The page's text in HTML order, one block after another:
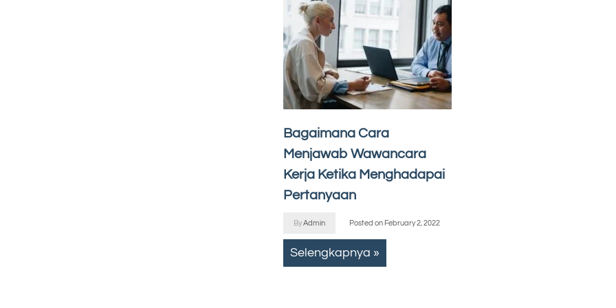
Bagaimana Cara
Menjawab Wawancara
Kerja Ketika Menghadapai
Pertanyaan
ByAdmin Posted on February 2, 2022
Selengkapnya »